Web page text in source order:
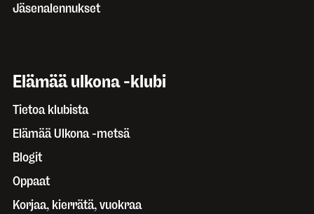
Jäsenalennukset
Elämää ulkona -klubi
Tietoa klubista
Elämää Ulkona -metsä
Blogit
Oppaat
Korjaa, kierrätä, vuokraa